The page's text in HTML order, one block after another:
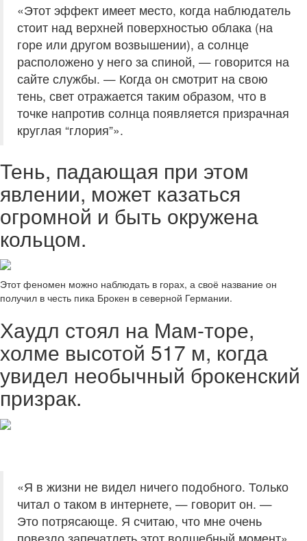
«Этот эффект имеет место, когда наблюдатель
стоит над верхней поверхностью облака (на
горе или другом возвышении), а солнце
расположено у него за спиной, — говорится на
сайте службы. — Когда он смотрит на свою
тень, свет отражается таким образом, что в
точке напротив солнца появляется призрачная
круглая “глория”».
Тень, падающая при этом
явлении, может казаться
огромной и быть окружена
кольцом.
Этот феномен можно наблюдать в горах, а своё название он
получил в честь пика Брокен в северной Германии.
Хаудл стоял на Мам-торе,
холме высотой 517 м, когда
увидел необычный брокенский
призрак.
«Я в жизни не видел ничего подобного. Только
читал о таком в интернете, — говорит он. —
Это потрясающе. Я считаю, что мне очень